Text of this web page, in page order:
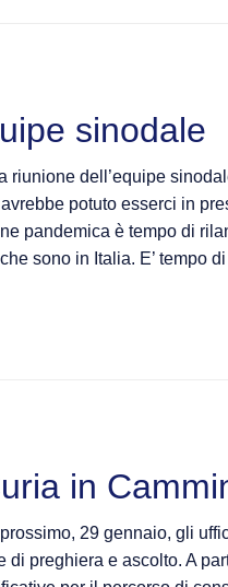
sinodale
riunione dell’equipe
potuto esserci in
pandemica è tempo di
sono in Italia. E’ tempo
in
29 gennaio, gli
di preghiera e ascolto. A